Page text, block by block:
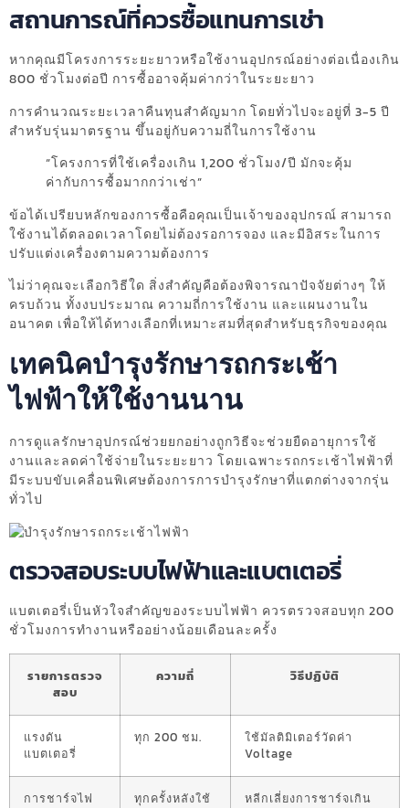
สถานการณ์ที่ควรซื้อแทนการเช่า
หากคุณมีโครงการระยะยาวหรือใช้งานอุปกรณ์อย่างต่อเนื่องเกิน
800 ชั่วโมงต่อปี การซื้ออาจคุ้มค่ากว่าในระยะยาว
การคำนวณระยะเวลาคืนทุนสำคัญมาก โดยทั่วไปจะอยู่ที่ 3-5 ปี
สำหรับรุ่นมาตรฐาน ขึ้นอยู่กับความถี่ในการใช้งาน
“โครงการที่ใช้เครื่องเกิน 1,200 ชั่วโมง/ปี มักจะคุ้ม
ค่ากับการซื้อมากกว่าเช่า”
ข้อได้เปรียบหลักของการซื้อคือคุณเป็นเจ้าของอุปกรณ์ สามารถ
ใช้งานได้ตลอดเวลาโดยไม่ต้องรอการจอง และมีอิสระในการ
ปรับแต่งเครื่องตามความต้องการ
ไม่ว่าคุณจะเลือกวิธีใด สิ่งสำคัญคือต้องพิจารณาปัจจัยต่างๆ ให้
ครบถ้วน ทั้งงบประมาณ ความถี่การใช้งาน และแผนงานใน
อนาคต เพื่อให้ได้ทางเลือกที่เหมาะสมที่สุดสำหรับธุรกิจของคุณ
เทคนิคบำรุงรักษารถกระเช้า
ไฟฟ้าให้ใช้งานนาน
การดูแลรักษาอุปกรณ์ช่วยยกอย่างถูกวิธีจะช่วยยืดอายุการใช้
งานและลดค่าใช้จ่ายในระยะยาว โดยเฉพาะรถกระเช้าไฟฟ้าที่
มีระบบขับเคลื่อนพิเศษต้องการการบำรุงรักษาที่แตกต่างจากรุ่น
ทั่วไป
ตรวจสอบระบบไฟฟ้าและแบตเตอรี่
แบตเตอรี่เป็นหัวใจสำคัญของระบบไฟฟ้า ควรตรวจสอบทุก 200
ชั่วโมงการทำงานหรืออย่างน้อยเดือนละครั้ง
รายการตรวจ
สอบ
ความถี่ วิธีปฏิบัติ
แรงดัน
แบตเตอรี่
ทุก 200 ชม.
ใช้มัลติมิเตอร์วัดค่า
Voltage
การชาร์จไฟ
ทุกครั้งหลังใช้
หลีกเลี่ยงการชาร์จเกิน